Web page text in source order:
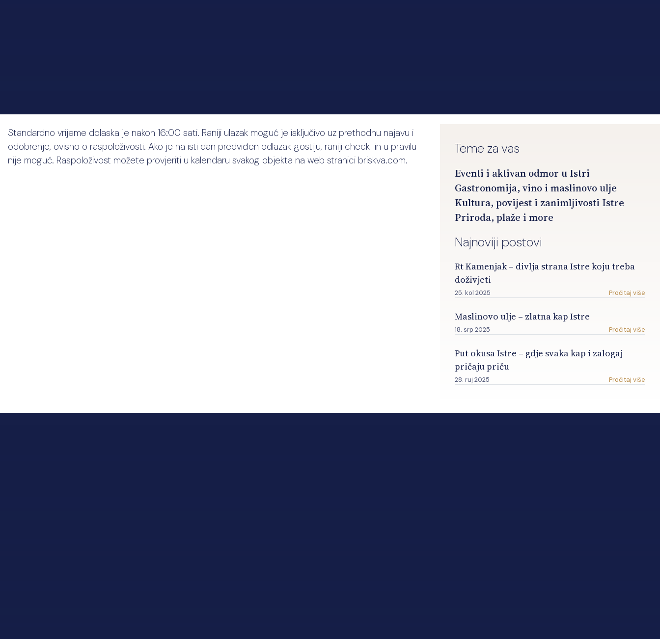
Standardno vrijeme dolaska je nakon 16:00 sati. Raniji ulazak moguć je isključivo uz prethodnu najavu i
odobrenje, ovisno o raspoloživosti. Ako je na isti dan predviđen odlazak gostiju, raniji check-in u pravilu
nije moguć. Raspoloživost možete provjeriti u kalendaru svakog objekta na web stranici briskva.com.
Teme za vas
Eventi i aktivan odmor u Istri
Gastronomija, vino i maslinovo ulje
Kultura, povijest i zanimljivosti Istre
Priroda, plaže i more
Najnoviji postovi
Rt Kamenjak – divlja strana Istre koju treba
doživjeti
25. kol 2025 Pročitaj više
Maslinovo ulje – zlatna kap Istre
18. srp 2025 Pročitaj više
Put okusa Istre – gdje svaka kap i zalogaj
pričaju priču
28. ruj 2025 Pročitaj više